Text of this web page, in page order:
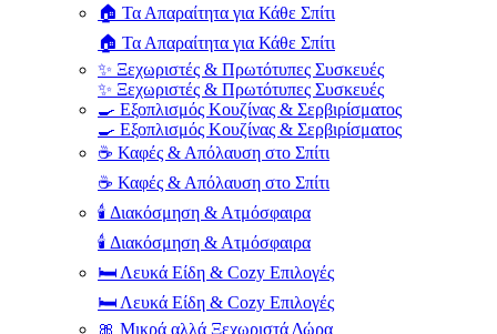
🏠 Τα Απαραίτητα για Κάθε Σπίτι
🏠 Τα Απαραίτητα για Κάθε Σπίτι
✨ Ξεχωριστές & Πρωτότυπες Συσκευές
✨ Ξεχωριστές & Πρωτότυπες Συσκευές
🍳 Εξοπλισμός Κουζίνας & Σερβιρίσματος
🍳 Εξοπλισμός Κουζίνας & Σερβιρίσματος
☕ Καφές & Απόλαυση στο Σπίτι
☕ Καφές & Απόλαυση στο Σπίτι
🕯️ Διακόσμηση & Ατμόσφαιρα
🕯️ Διακόσμηση & Ατμόσφαιρα
🛏️ Λευκά Είδη & Cozy Επιλογές
🛏️ Λευκά Είδη & Cozy Επιλογές
🎀 Μικρά αλλά Ξεχωριστά Δώρα